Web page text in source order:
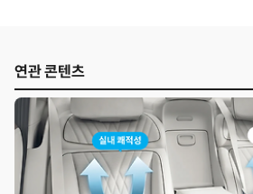
연관 콘텐츠